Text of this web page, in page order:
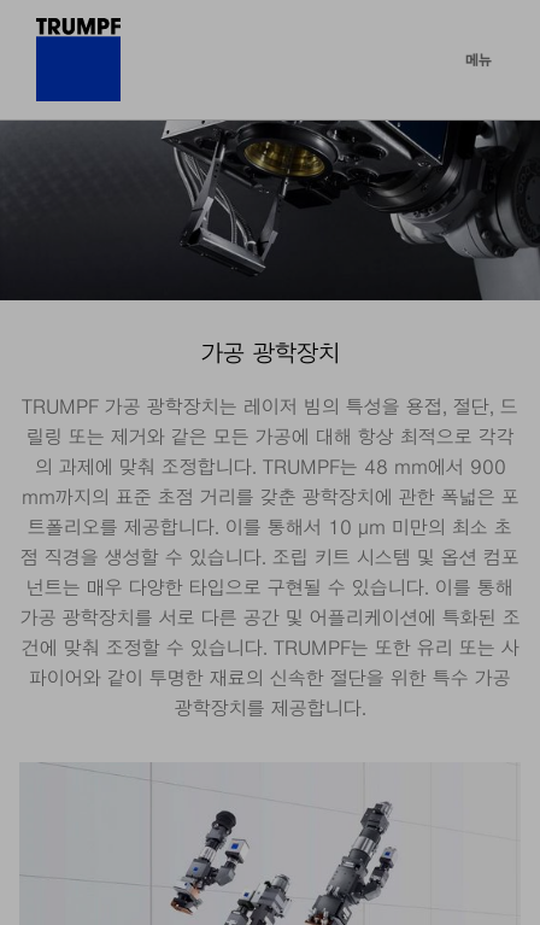
메뉴
가공 광학장치
TRUMPF 가공 광학장치는 레이저 빔의 특성을 용접, 절단, 드
릴링 또는 제거와 같은 모든 가공에 대해 항상 최적으로 각각
의 과제에 맞춰 조정합니다. TRUMPF는 48 mm에서 900
mm까지의 표준 초점 거리를 갖춘 광학장치에 관한 폭넓은 포
트폴리오를 제공합니다. 이를 통해서 10 µm 미만의 최소 초
점 직경을 생성할 수 있습니다. 조립 키트 시스템 및 옵션 컴포
넌트는 매우 다양한 타입으로 구현될 수 있습니다. 이를 통해
가공 광학장치를 서로 다른 공간 및 어플리케이션에 특화된 조
건에 맞춰 조정할 수 있습니다. TRUMPF는 또한 유리 또는 사
파이어와 같이 투명한 재료의 신속한 절단을 위한 특수 가공
광학장치를 제공합니다.